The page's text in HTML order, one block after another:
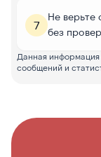
7
Не верьте
без
Данная информация
сообщений и